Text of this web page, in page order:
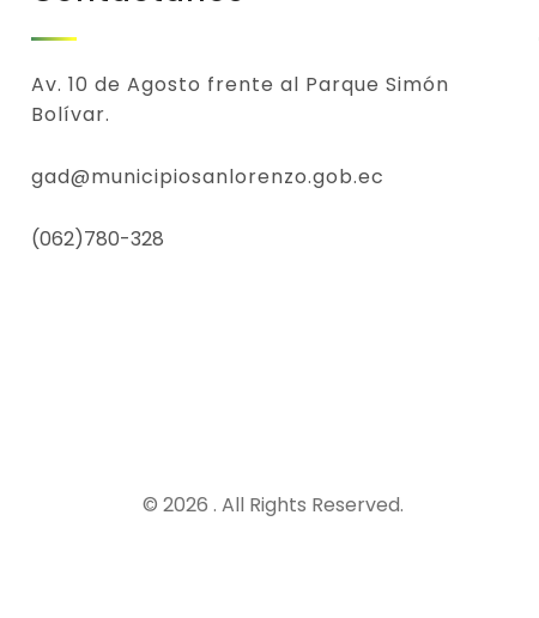
Av. 10 de Agosto frente al Parque Simón
Bolívar.
gad@municipiosanlorenzo.gob.ec
(062)780-328
© 2026 . All Rights Reserved.